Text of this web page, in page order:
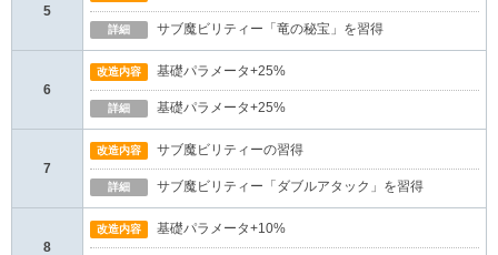
5
詳細 サブ魔ビリティー「竜の秘宝」を習得
6
改造内容 基礎パラメータ+25%
詳細 基礎パラメータ+25%
7
改造内容 サブ魔ビリティーの習得
詳細 サブ魔ビリティー「ダブルアタック」を習得
8
改造内容 基礎パラメータ+10%